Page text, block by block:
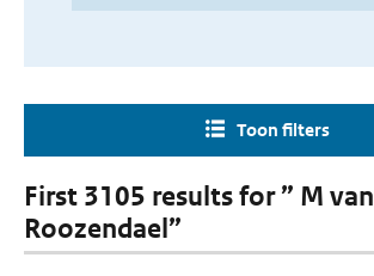
Toon filters
First 3105 results for ” M van
Roozendael”